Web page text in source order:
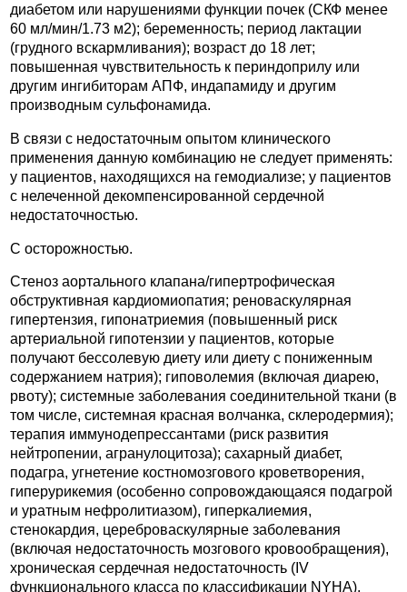
диабетом или нарушениями функции почек (СКФ менее
60 мл/мин/1.73 м2); беременность; период лактации
(грудного вскармливания); возраст до 18 лет;
повышенная чувствительность к периндоприлу или
другим ингибиторам АПФ, индапамиду и другим
производным сульфонамида.
В связи с недостаточным опытом клинического
применения данную комбинацию не следует применять:
у пациентов, находящихся на гемодиализе; у пациентов
с нелеченной декомпенсированной сердечной
недостаточностью.
С осторожностью.
Стеноз аортального клапана/гипертрофическая
обструктивная кардиомиопатия; реноваскулярная
гипертензия, гипонатриемия (повышенный риск
артериальной гипотензии у пациентов, которые
получают бессолевую диету или диету с пониженным
содержанием натрия); гиповолемия (включая диарею,
рвоту); системные заболевания соединительной ткани (в
том числе, системная красная волчанка, склеродермия);
терапия иммунодепрессантами (риск развития
нейтропении, агранулоцитоза); сахарный диабет,
подагра, угнетение костномозгового кроветворения,
гиперурикемия (особенно сопровождающаяся подагрой
и уратным нефролитиазом), гиперкалиемия,
стенокардия, цереброваскулярные заболевания
(включая недостаточность мозгового кровообращения),
хроническая сердечная недостаточность (IV
функционального класса по классификации NYHA),